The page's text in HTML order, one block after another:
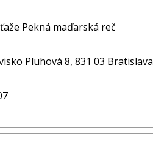
Pekná maďarská reč
Pluhová 8, 831 03 Bratislava